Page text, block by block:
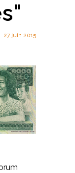
27 juin 2015